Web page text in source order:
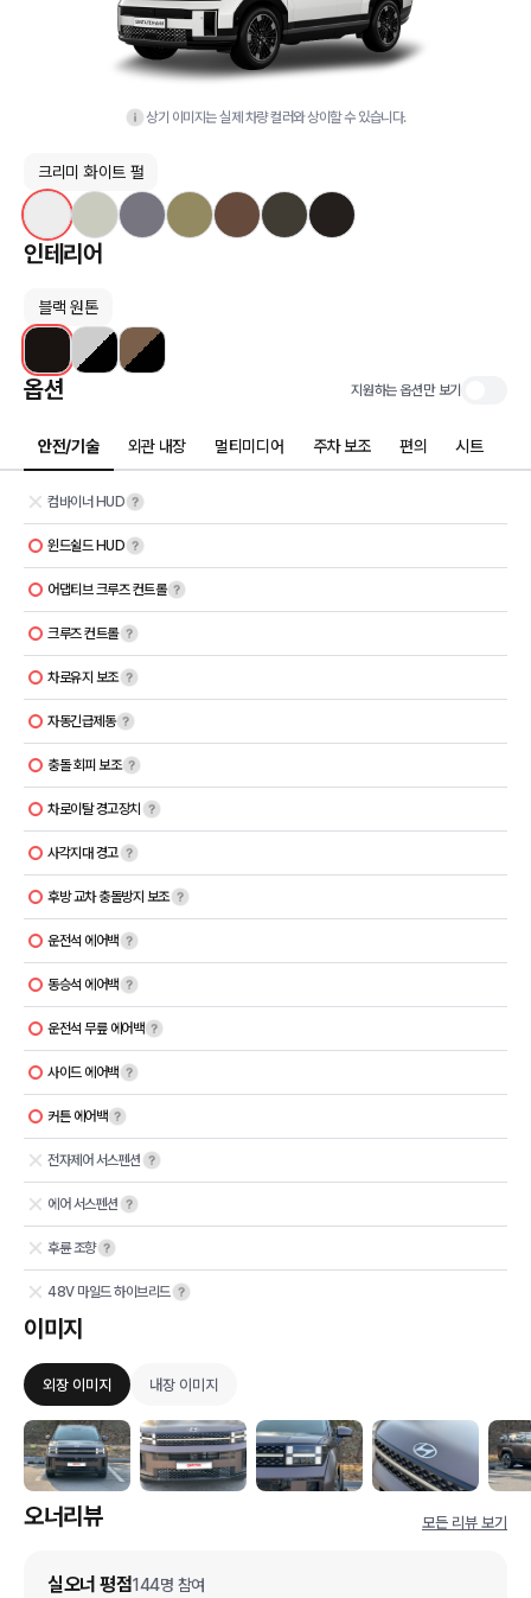
상기 이미지는 실제 차량 컬러와 상이할 수 있습니다.
크리미 화이트 펄
인테리어
블랙 원톤
옵션 지원하는 옵션만 보기
안전/기술 외관 내장 멀티미디어 주차 보조 편의 시트
컴바이너 HUD
윈드쉴드 HUD
어댑티브 크루즈 컨트롤
크루즈 컨트롤
차로유지 보조
자동긴급제동
충돌 회피 보조
차로이탈 경고장치
사각지대 경고
후방 교차 충돌방지 보조
운전석 에어백
동승석 에어백
운전석 무릎 에어백
사이드 에어백
커튼 에어백
전자제어 서스펜션
에어 서스펜션
후륜 조향
48V 마일드 하이브리드
이미지
외장 이미지 내장 이미지
오너리뷰 모든 리뷰 보기
실오너 평점144명 참여